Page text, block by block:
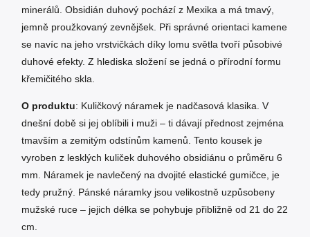
minerálů. Obsidián duhový pochází z Mexika a má tmavý,
jemně proužkovaný zevnějšek. Při správné orientaci kamene
se navíc na jeho vrstvičkách díky lomu světla tvoří působivé
duhové efekty. Z hlediska složení se jedná o přírodní formu
křemičitého skla.
O produktu: Kuličkový náramek je nadčasová klasika. V
dnešní době si jej oblíbili i muži – ti dávají přednost zejména
tmavším a zemitým odstínům kamenů. Tento kousek je
vyroben z lesklých kuliček duhového obsidiánu o průměru 6
mm. Náramek je navlečený na dvojité elastické gumičce, je
tedy pružný. Pánské náramky jsou velikostně uzpůsobeny
mužské ruce – jejich délka se pohybuje přibližně od 21 do 22
cm.